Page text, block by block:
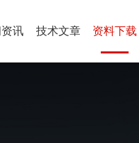
讯 技术文章 资料下载